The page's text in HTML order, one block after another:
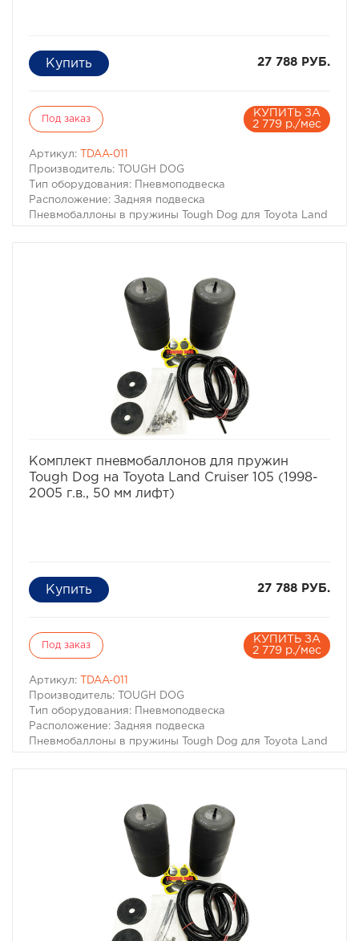
27 788 РУБ.
Под заказ
КУПИТЬ ЗА
2 779 р./мес
Артикул:
TDAA-011
Производитель: TOUGH DOG
Тип оборудования: Пневмоподвеска
Расположение: Задняя подвеска
Пневмобаллоны в пружины Tough Dog для Toyota Land
– Toyota Land Cruiser 105 1998-2005 г.в.
– Toyota Land Cruiser 100 1998-2007 г.в.
Комплект пневмобаллонов для пружин
Tough Dog на Toyota Land Cruiser 105 (1998-
2005 г.в., 50 мм лифт)
27 788 РУБ.
Под заказ
КУПИТЬ ЗА
2 779 р./мес
Артикул:
TDAA-011
Производитель: TOUGH DOG
Тип оборудования: Пневмоподвеска
Расположение: Задняя подвеска
Пневмобаллоны в пружины Tough Dog для Toyota Land
– Toyota Land Cruiser 105 1998-2005 г.в.
– Toyota Land Cruiser 100 1998-2007 г.в.